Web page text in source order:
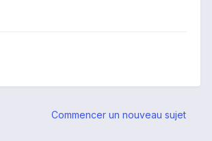
Commencer un nouveau sujet